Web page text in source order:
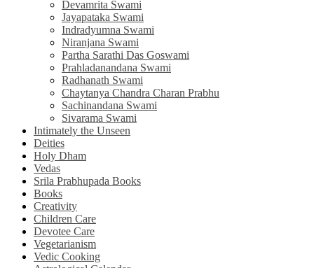
Devamrita Swami
Jayapataka Swami
Indradyumna Swami
Niranjana Swami
Partha Sarathi Das Goswami
Prahladanandana Swami
Radhanath Swami
Chaytanya Chandra Charan Prabhu
Sachinandana Swami
Sivarama Swami
Intimately the Unseen
Deities
Holy Dham
Vedas
Srila Prabhupada Books
Books
Creativity
Children Care
Devotee Care
Vegetarianism
Vedic Cooking